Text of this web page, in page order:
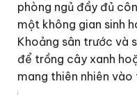
phòng ngủ đầy đủ
một không gian sinh
Khoảng sân trước và
để trồng cây xanh
mang thiên nhiên vào